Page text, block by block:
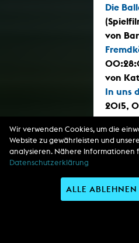
Die
von
von
In uns
2015,
von
07.04.2016
2015,
von
Wir verwenden Cookies, um die
Website zu gewährleisten und
analysieren. Nähere Informationen
Datenschutzerklärung
ALLE ABLEHNEN